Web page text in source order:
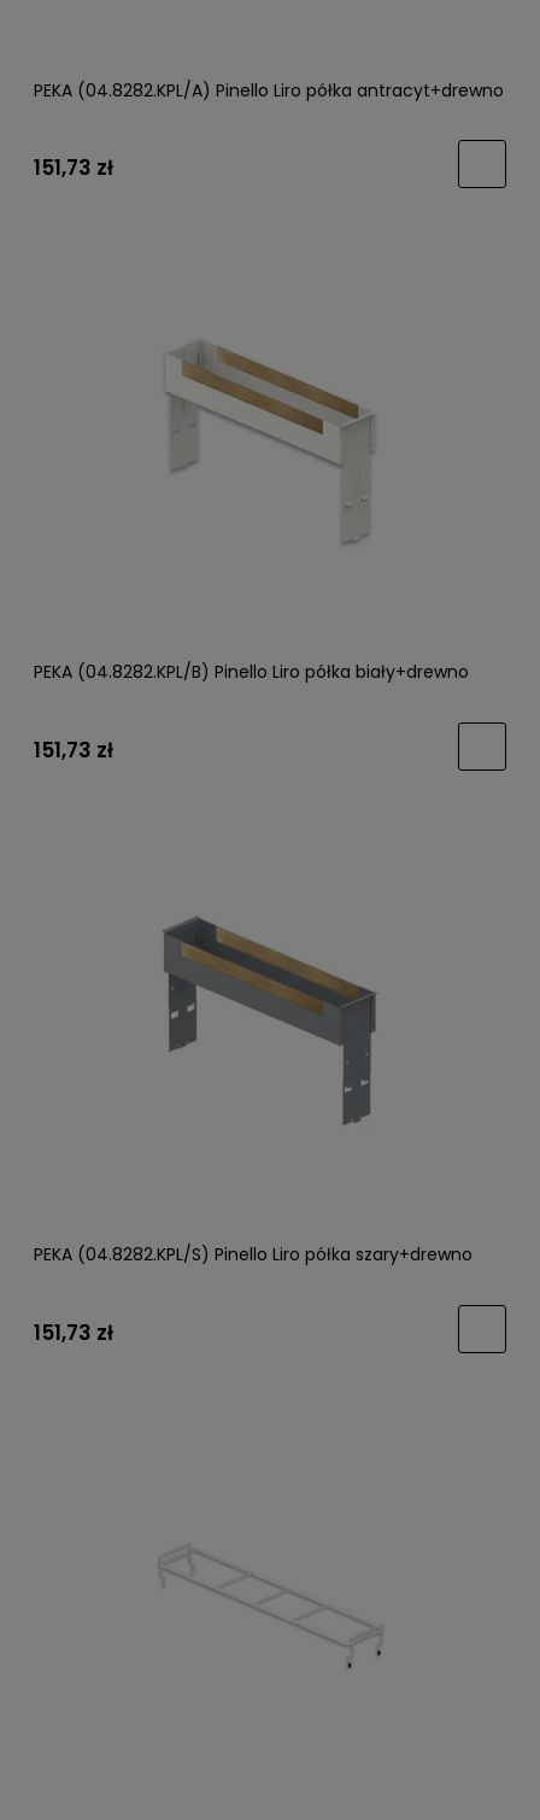
PEKA (04.8282.KPL/A) Pinello Liro półka antracyt+drewno
151,73 zł
PEKA (04.8282.KPL/B) Pinello Liro półka biały+drewno
151,73 zł
PEKA (04.8282.KPL/S) Pinello Liro półka szary+drewno
151,73 zł